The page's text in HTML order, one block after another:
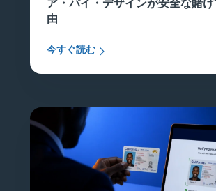
ア・バイ・デザインが安全な賭
由
今すぐ読む